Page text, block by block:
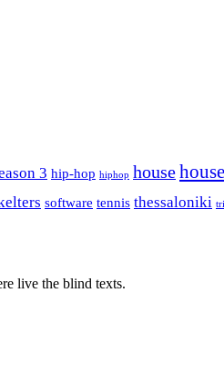
3 hip-hop hiphop house
software tennis thessaloniki
live the blind texts.